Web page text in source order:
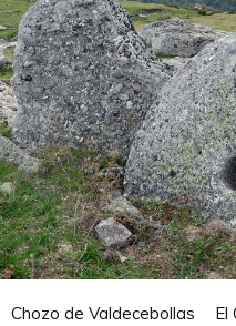
Chozo de Valdecebollas El